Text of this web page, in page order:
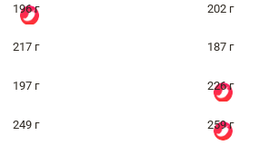
196 г 202 г
217 г 187 г
197 г 226 г
249 г 259 г